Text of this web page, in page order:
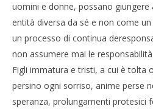
uomini e donne, possano
entità diversa da sé e non come
un processo di continua
non assumere mai le
Figli immatura e tristi, a cui è tolta
persino ogni sorriso, anime perse
speranza, prolungamenti protesici